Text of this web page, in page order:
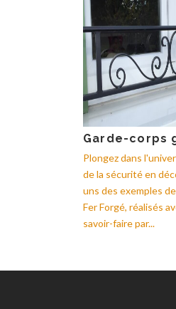
Garde-corps
Plongez dans
de la sécurité en
uns des exemples
Fer Forgé, réalisés
savoir-faire par...